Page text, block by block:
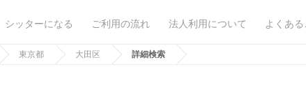
シッターになる ご利用の流れ 法人利用について よくあ
東京都 大田区 詳細検索